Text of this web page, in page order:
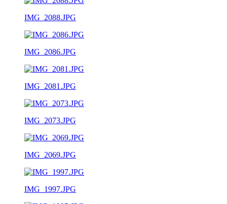
IMG_2088.JPG
IMG_2086.JPG
IMG_2081.JPG
IMG_2073.JPG
IMG_2069.JPG
IMG_1997.JPG